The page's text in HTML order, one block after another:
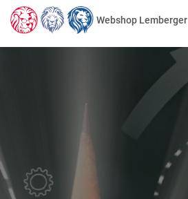
Webshop Lemberger